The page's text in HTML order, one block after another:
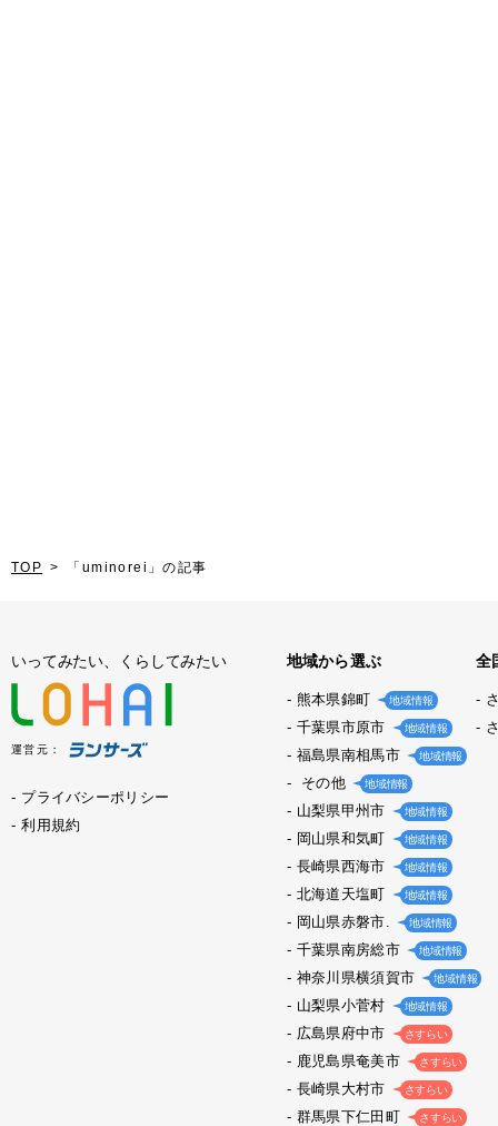
TOP 「uminorei」の記事
いってみたい、くらしてみたい
運営元：
プライバシーポリシー
利用規約
地域から選ぶ
熊本県錦町 地域情報
千葉県市原市 地域情報
福島県南相馬市 地域情報
その他 地域情報
山梨県甲州市 地域情報
岡山県和気町 地域情報
長崎県西海市 地域情報
北海道天塩町 地域情報
岡山県赤磐市. 地域情報
千葉県南房総市 地域情報
神奈川県横須賀市 地域情報
山梨県小菅村 地域情報
広島県府中市 さすらい
鹿児島県奄美市 さすらい
長崎県大村市 さすらい
群馬県下仁田町 さすらい
全